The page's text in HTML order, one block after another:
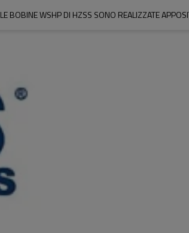
LE BOBINE WSHP DI HZSS SONO REALIZZATE